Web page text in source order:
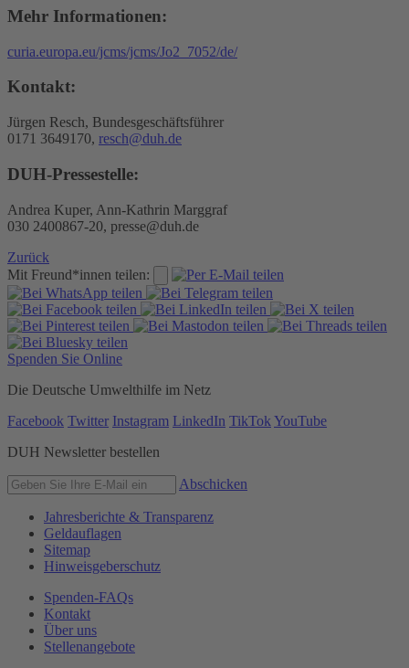
Mehr Informationen:
curia.europa.eu/jcms/jcms/Jo2_7052/de/
Kontakt:
Jürgen Resch, Bundesgeschäftsführer
0171 3649170, resch@duh.de
DUH-Pressestelle:
Andrea Kuper, Ann-Kathrin Marggraf
030 2400867-20, presse@duh.de
Zurück
Mit Freund*innen teilen:
Spenden Sie Online
Die Deutsche Umwelthilfe im Netz
Facebook Twitter Instagram LinkedIn TikTok YouTube
DUH Newsletter bestellen
Abschicken
Jahresberichte & Transparenz
Geldauflagen
Sitemap
Hinweisgeberschutz
Spenden-FAQs
Kontakt
Über uns
Stellenangebote